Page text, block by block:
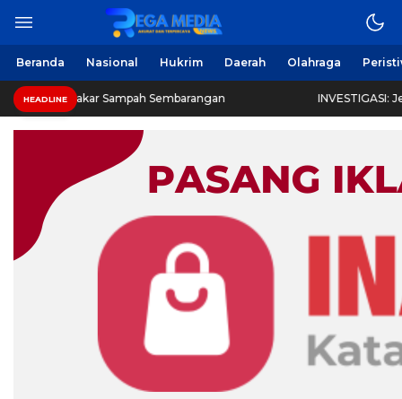
Beranda Nasional Hukrim Daerah Olahraga
HEADLINE
Sampah Sembarangan INVESTIGASI: Jejak Dokumen,